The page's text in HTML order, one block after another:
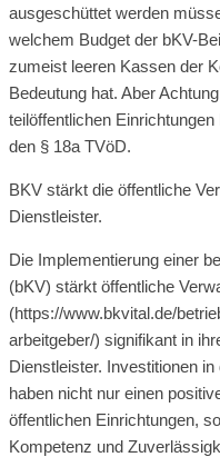
ausgeschüttet werden
welchem Budget der bKV-
zumeist leeren Kassen der
Bedeutung hat. Aber
teilöffentlichen
den § 18a TVöD.
BKV stärkt die öffentliche
Dienstleister.
Die Implementierung einer
(bKV) stärkt öffentliche
(https://www.bkvital.de/
arbeitgeber/) signifikant in
Dienstleister. Investitionen
haben nicht nur einen
öffentlichen Einrichtungen,
Kompetenz und